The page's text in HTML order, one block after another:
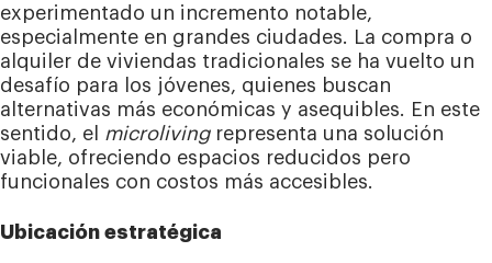
experimentado un incremento notable,
especialmente en grandes ciudades. La compra o
alquiler de viviendas tradicionales se ha vuelto un
desafío para los jóvenes, quienes buscan
alternativas más económicas y asequibles. En este
sentido, el
microlivingrepresenta una solución
viable, ofreciendo espacios reducidos pero
funcionales con costos más accesibles.
Ubicación estratégica